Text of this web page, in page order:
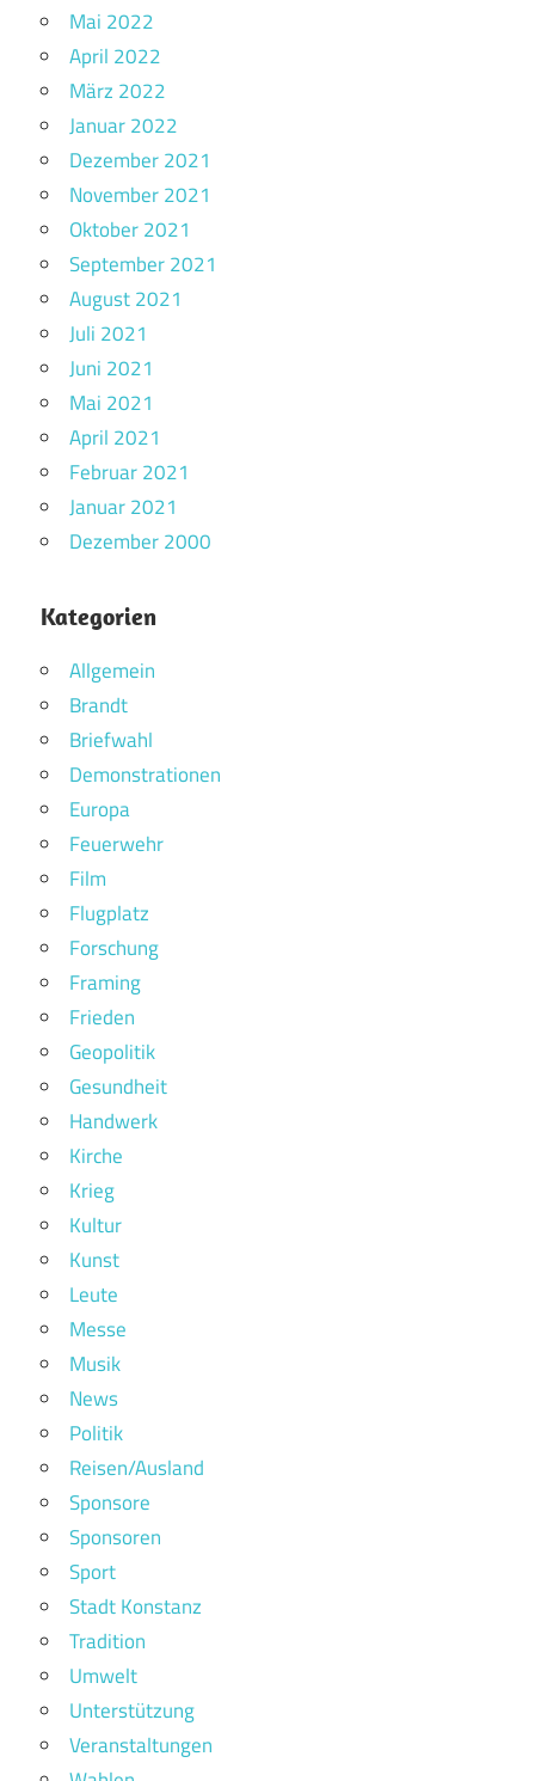
Mai 2022
April 2022
März 2022
Januar 2022
Dezember 2021
November 2021
Oktober 2021
September 2021
August 2021
Juli 2021
Juni 2021
Mai 2021
April 2021
Februar 2021
Januar 2021
Dezember 2000
Kategorien
Allgemein
Brandt
Briefwahl
Demonstrationen
Europa
Feuerwehr
Film
Flugplatz
Forschung
Framing
Frieden
Geopolitik
Gesundheit
Handwerk
Kirche
Krieg
Kultur
Kunst
Leute
Messe
Musik
News
Politik
Reisen/Ausland
Sponsore
Sponsoren
Sport
Stadt Konstanz
Tradition
Umwelt
Unterstützung
Veranstaltungen